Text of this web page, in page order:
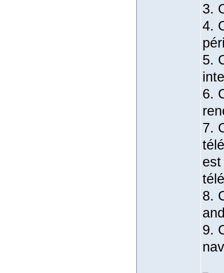
3.
4.
5.
6.
7.
8.
9.